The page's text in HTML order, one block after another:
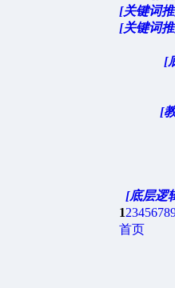
[关键词
[关键词
[
[
[底层逻
12345678
首页